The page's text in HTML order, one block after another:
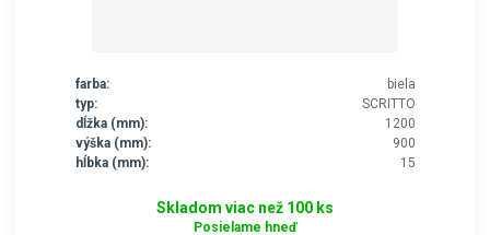
farba:
biela
typ:
SCRITTO
dĺžka (mm):
1200
výška (mm):
900
hĺbka (mm):
15
Skladom viac než 100 ks
Posielame hneď